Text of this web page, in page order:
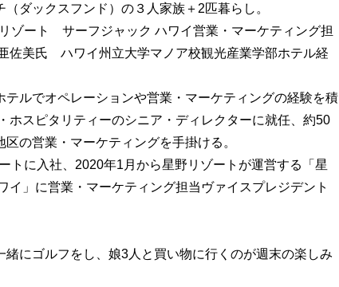
ダックスフンド）の３人家族＋2匹暮らし。
ゾート サーフジャック ハワイ営業・マーケティング担
佐美氏 ハワイ州立大学マノア校観光産業学部ホテル経
ルでオペレーションや営業・マーケティングの経験を積
ホスピタリティーのシニア・ディレクターに就任、約50
の営業・マーケティングを手掛ける。
トに入社、2020年1月から星野リゾートが運営する「星
」に営業・マーケティング担当ヴァイスプレジデント
緒にゴルフをし、娘3人と買い物に行くのが週末の楽しみ